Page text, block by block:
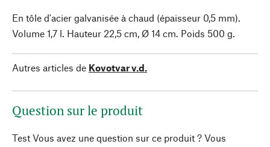
En tôle d'acier galvanisée à chaud (épaisseur 0,5 mm).
Volume 1,7 l. Hauteur 22,5 cm, Ø 14 cm. Poids 500 g.
Autres articles de Kovotvar v.d.
Question sur le produit
Test Vous avez une question sur ce produit ? Vous